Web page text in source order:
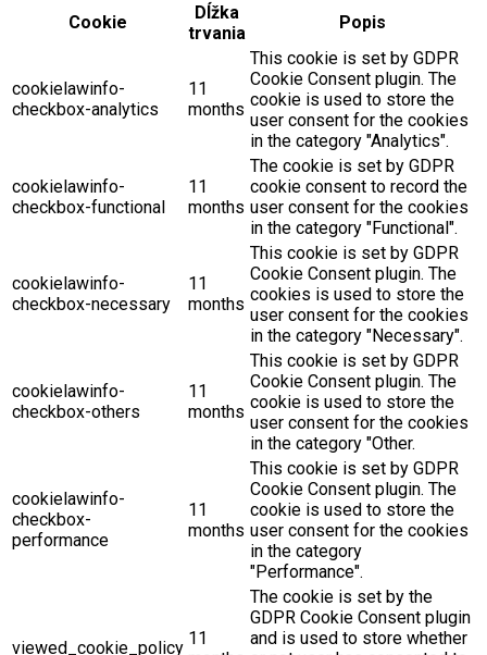
Cookie
Dĺžka
trvania
Popis
cookielawinfo-
checkbox-analytics
11
months
This cookie is set by GDPR
Cookie Consent plugin. The
cookie is used to store the
user consent for the cookies
in the category "Analytics".
cookielawinfo-
checkbox-functional
11
months
The cookie is set by GDPR
cookie consent to record the
user consent for the cookies
in the category "Functional".
cookielawinfo-
checkbox-necessary
11
months
This cookie is set by GDPR
Cookie Consent plugin. The
cookies is used to store the
user consent for the cookies
in the category "Necessary".
cookielawinfo-
checkbox-others
11
months
This cookie is set by GDPR
Cookie Consent plugin. The
cookie is used to store the
user consent for the cookies
in the category "Other.
cookielawinfo-
checkbox-
performance
11
months
This cookie is set by GDPR
Cookie Consent plugin. The
cookie is used to store the
user consent for the cookies
in the category
"Performance".
viewed_cookie_policy 11
The cookie is set by the
GDPR Cookie Consent plugin
and is used to store whether